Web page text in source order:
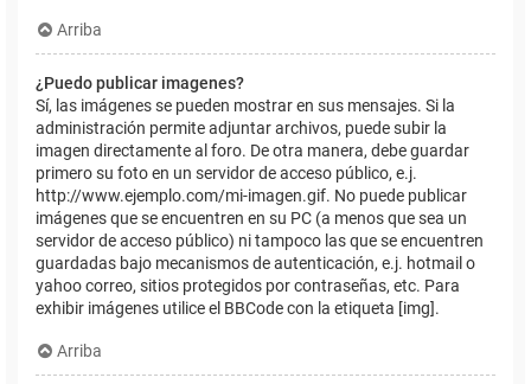
Arriba
¿Puedo publicar imagenes?
Sí, las imágenes se pueden mostrar en sus mensajes. Si la
administración permite adjuntar archivos, puede subir la
imagen directamente al foro. De otra manera, debe guardar
primero su foto en un servidor de acceso público, e.j.
http://www.ejemplo.com/mi-imagen.gif. No puede publicar
imágenes que se encuentren en su PC (a menos que sea un
servidor de acceso público) ni tampoco las que se encuentren
guardadas bajo mecanismos de autenticación, e.j. hotmail o
yahoo correo, sitios protegidos por contraseñas, etc. Para
exhibir imágenes utilice el BBCode con la etiqueta [img].
Arriba